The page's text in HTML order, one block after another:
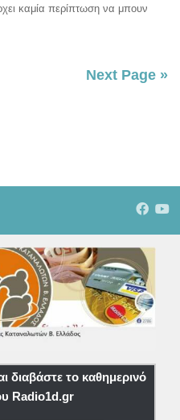
καμία περίπτωση να μπουν
Next Page »
διαβάστε το καθημερινό
Radio1d.gr